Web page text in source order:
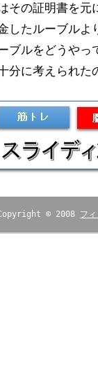
その証明書を元
したルーブルよ
ブルをどうやっ
分に考えられた
© 2008 フ